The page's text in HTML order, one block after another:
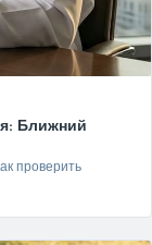
Ближний
проверить